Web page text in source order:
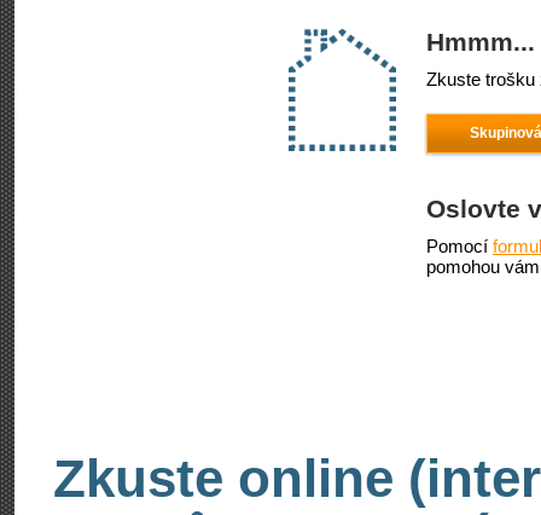
Zkuste trošku
Oslovte
Pomocí
pomohou
Zkuste online